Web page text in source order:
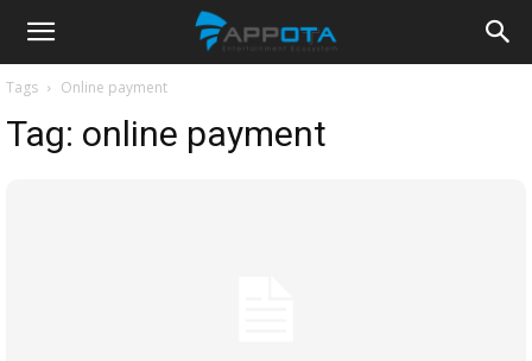
Appota
News
Tags Online payment
Tag: online payment